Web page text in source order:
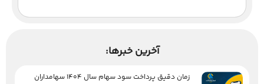
آخرین خبرها:
زمان دقیق پرداخت سود سهام سال 1404 سهامداران